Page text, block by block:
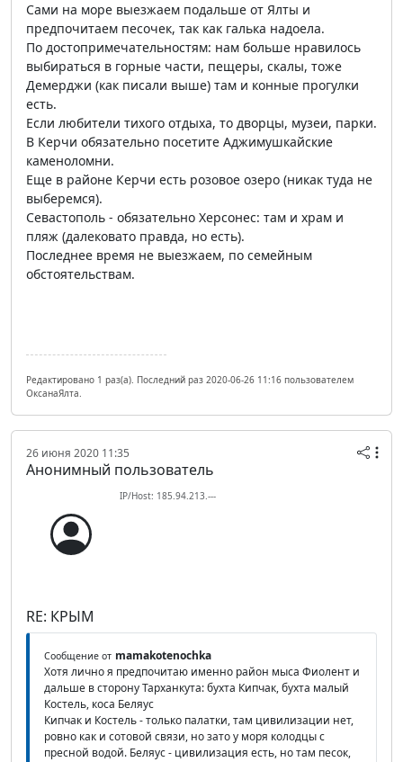
Сами на море выезжаем подальше от Ялты и
предпочитаем песочек, так как галька надоела.
По достопримечательностям: нам больше нравилось
выбираться в горные части, пещеры, скалы, тоже
Демерджи (как писали выше) там и конные прогулки
есть.
Если любители тихого отдыха, то дворцы, музеи, парки.
В Керчи обязательно посетите Аджимушкайские
каменоломни.
Еще в районе Керчи есть розовое озеро (никак туда не
выберемся).
Севастополь - обязательно Херсонес: там и храм и
пляж (далековато правда, но есть).
Последнее время не выезжаем, по семейным
обстоятельствам.
Редактировано 1 раз(а). Последний раз 2020-06-26 11:16 пользователем
ОксанаЯлта.
26 июня 2020 11:35
Анонимный пользователь
IP/Host: 185.94.213.---
RE: КРЫМ
Сообщение от mamakotenochka
Хотя лично я предпочитаю именно район мыса Фиолент и
дальше в сторону Тарханкута: бухта Кипчак, бухта малый
Костель, коса Беляус
Кипчак и Костель - только палатки, там цивилизации нет,
ровно как и сотовой связи, но зато у моря колодцы с
пресной водой. Беляус - цивилизация есть, но там песок,